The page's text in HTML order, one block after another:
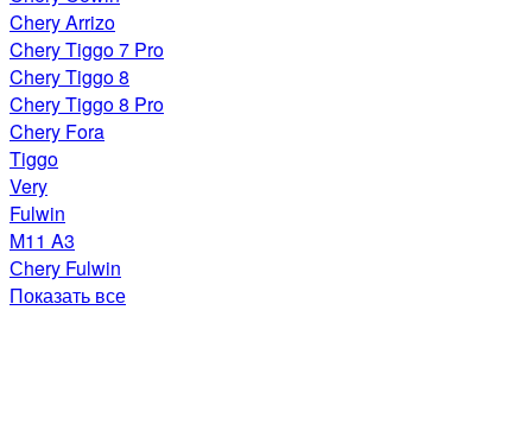
Chery Arrizo
Chery Tiggo 7 Pro
Chery Tiggo 8
Chery Tiggo 8 Pro
Chery Fora
Tiggo
Very
Fulwin
M11 A3
Сhery Fulwin
Показать все